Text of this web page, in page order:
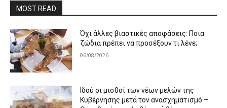
MOST READ
Όχι άλλες βιαστικές αποφάσεις: Ποια
ζώδια πρέπει να προσέξουν τι λένε;
06/08/2026
Ιδού οι μισθοί των νέων μελών της
Κυβέρνησης μετά τον ανασχηματισμό –